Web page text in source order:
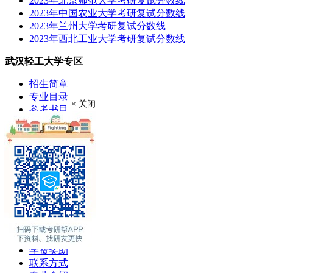
2023年中国农业大学考研复试分数线
2023年兰州大学考研复试分数线
2023年西北工业大学考研复试分数线
武汉轻工大学专区
招生简章
专业目录
参考书目
考研大纲
成绩查询
分数线
考研录取
考研真题
报录比
推荐免试
现场确认
在职硕士
考场安排
学费奖助
联系方式
× 关闭